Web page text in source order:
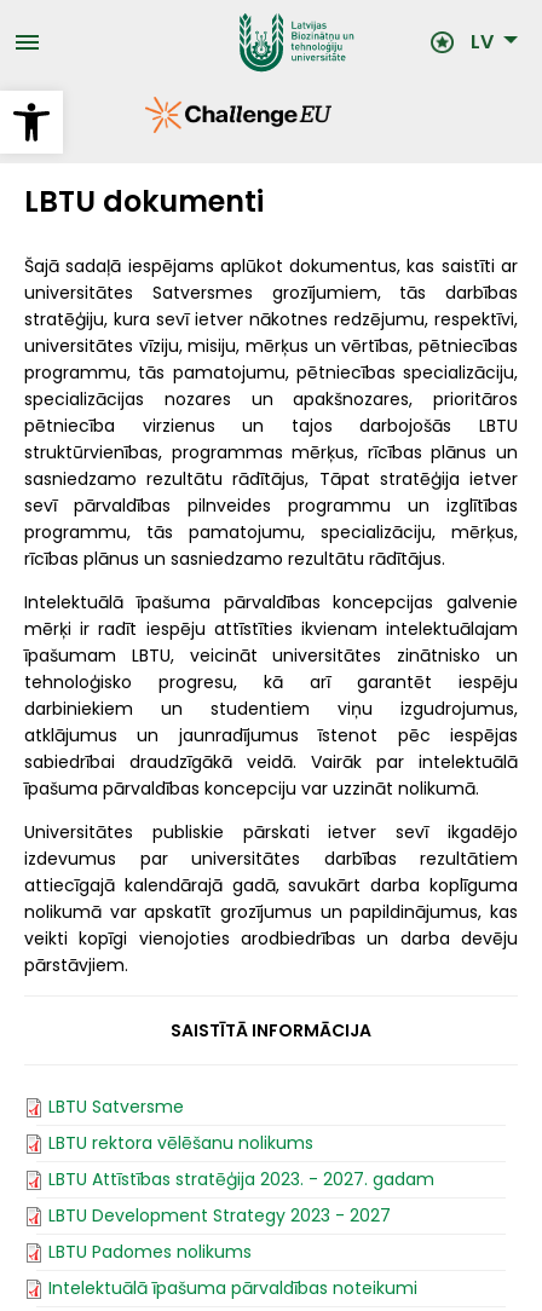
Open toolbar
uz
galveno LV
LBTU dokumenti
Šajā sadaļā iespējams aplūkot dokumentus, kas saistīti ar
universitātes Satversmes grozījumiem, tās darbības
stratēģiju, kura sevī ietver nākotnes redzējumu, respektīvi,
universitātes vīziju, misiju, mērķus un vērtības, pētniecības
programmu, tās pamatojumu, pētniecības specializāciju,
specializācijas nozares un apakšnozares, prioritāros
pētniecība virzienus un tajos darbojošās LBTU
struktūrvienības, programmas mērķus, rīcības plānus un
sasniedzamo rezultātu rādītājus, Tāpat stratēģija ietver
sevī pārvaldības pilnveides programmu un izglītības
programmu, tās pamatojumu, specializāciju, mērķus,
rīcības plānus un sasniedzamo rezultātu rādītājus.
Intelektuālā īpašuma pārvaldības koncepcijas galvenie
mērķi ir radīt iespēju attīstīties ikvienam intelektuālajam
īpašumam LBTU, veicināt universitātes zinātnisko un
tehnoloģisko progresu, kā arī garantēt iespēju
darbiniekiem un studentiem viņu izgudrojumus,
atklājumus un jaunradījumus īstenot pēc iespējas
sabiedrībai draudzīgākā veidā. Vairāk par intelektuālā
īpašuma pārvaldības koncepciju var uzzināt nolikumā.
Universitātes publiskie pārskati ietver sevī ikgadējo
izdevumus par universitātes darbības rezultātiem
attiecīgajā kalendārajā gadā, savukārt darba koplīguma
nolikumā var apskatīt grozījumus un papildinājumus, kas
veikti kopīgi vienojoties arodbiedrības un darba devēju
pārstāvjiem.
SAISTĪTĀ INFORMĀCIJA
LBTU Satversme
LBTU rektora vēlēšanu nolikums
LBTU Attīstības stratēģija 2023. - 2027. gadam
LBTU Development Strategy 2023 - 2027
LBTU Padomes nolikums
Intelektuālā īpašuma pārvaldības noteikumi